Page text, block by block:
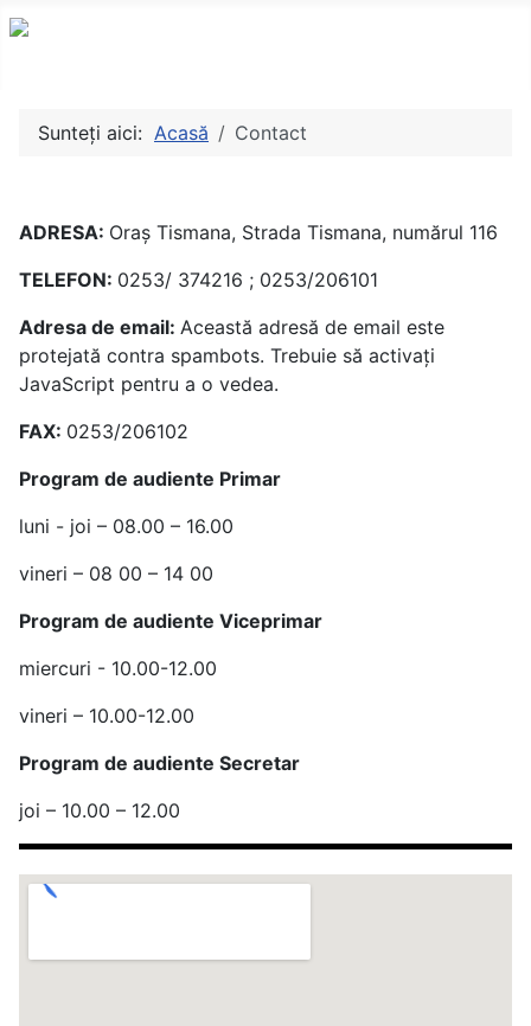
Sunteți aici: Acasă Contact
ADRESA: Oraş Tismana, Strada Tismana, numărul 116
TELEFON: 0253/ 374216 ; 0253/206101
Adresa de email: Această adresă de email este
protejată contra spambots. Trebuie să activați
JavaScript pentru a o vedea.
FAX: 0253/206102
Program de audiente Primar
luni - joi – 08.00 – 16.00
vineri – 08 00 – 14 00
Program de audiente Viceprimar
miercuri - 10.00-12.00
vineri – 10.00-12.00
Program de audiente Secretar
joi – 10.00 – 12.00